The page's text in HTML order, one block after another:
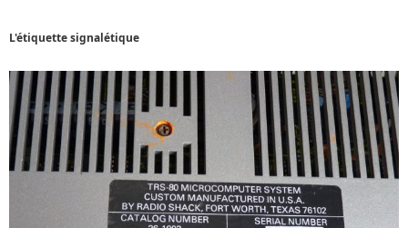
L'étiquette signalétique